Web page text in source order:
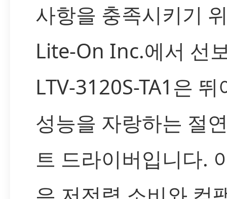
사항을 충족시키기
Lite-On Inc.에서 선
LTV-3120S-TA1은 뛰
성능을 자랑하는 절
트 드라이버입니다.